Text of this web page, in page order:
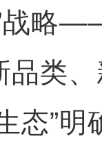
战略
品类
态”